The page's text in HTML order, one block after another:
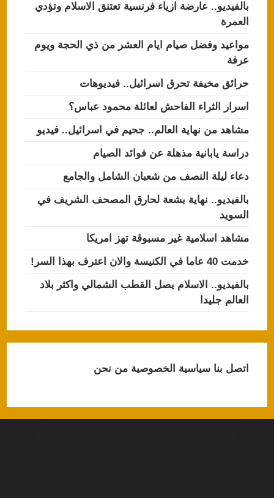
بالفيديو.. عارضة ازياء فرنسية تعتنق الاسلام وتؤدي
العمرة
مواعيد وفضل صيام ايام العشر من ذي الحجة ويوم
عرفة
حرائق مخيفة تحرق اسرائيل.. فيديوهات
اسرار الثراء الفاحش لعائلة محمود عباس؟
مشاهد من نهاية العالم.. جحيم في اسرائيل.. فيديو
دراسة يابانية مذهلة عن فوائد الصيام
دعاء ليلة النصف من شعبان الشامل والجامع
بالفيديو.. نهاية بشعة لحارق المصحف الشريف في
السويد
مشاهد اسلامية غير مسبوقة تهز امريكا
خدمت 40 عاما في الكنيسة والان اعترف بهذا السر!
بالفيديو.. الاسلام يصل القطب الشمالي واكثر بلاد
العالم جليدا
اتصل بناسياسية الخصوصيةمن نحن